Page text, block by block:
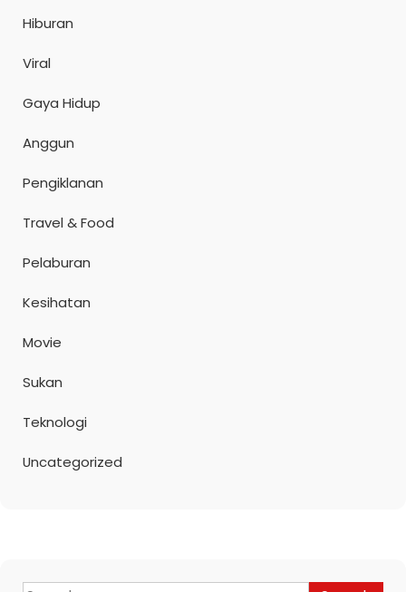
Hiburan
Viral
Gaya Hidup
Anggun
Pengiklanan
Travel & Food
Pelaburan
Kesihatan
Movie
Sukan
Teknologi
Uncategorized